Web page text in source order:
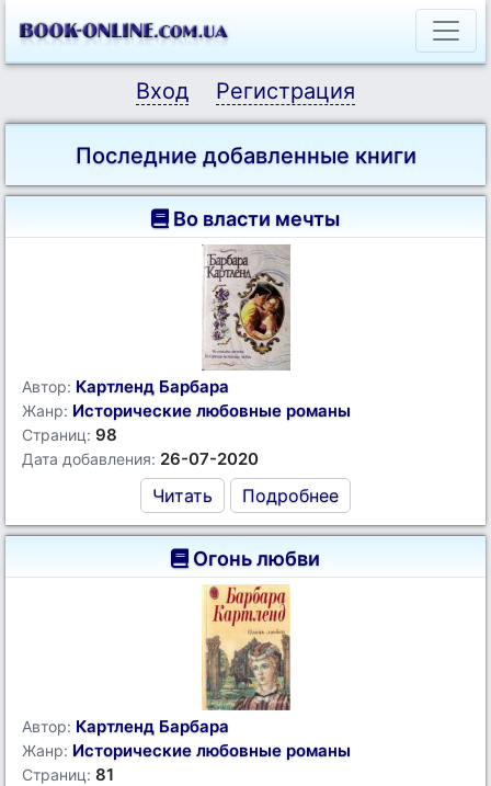
Вход Регистрация
Последние добавленные книги
Во власти мечты
Автор: Картленд Барбара
Жанр: Исторические любовные романы
Страниц: 98
Дата добавления: 26-07-2020
Читать Подробнее
Огонь любви
Автор: Картленд Барбара
Жанр: Исторические любовные романы
Страниц: 81